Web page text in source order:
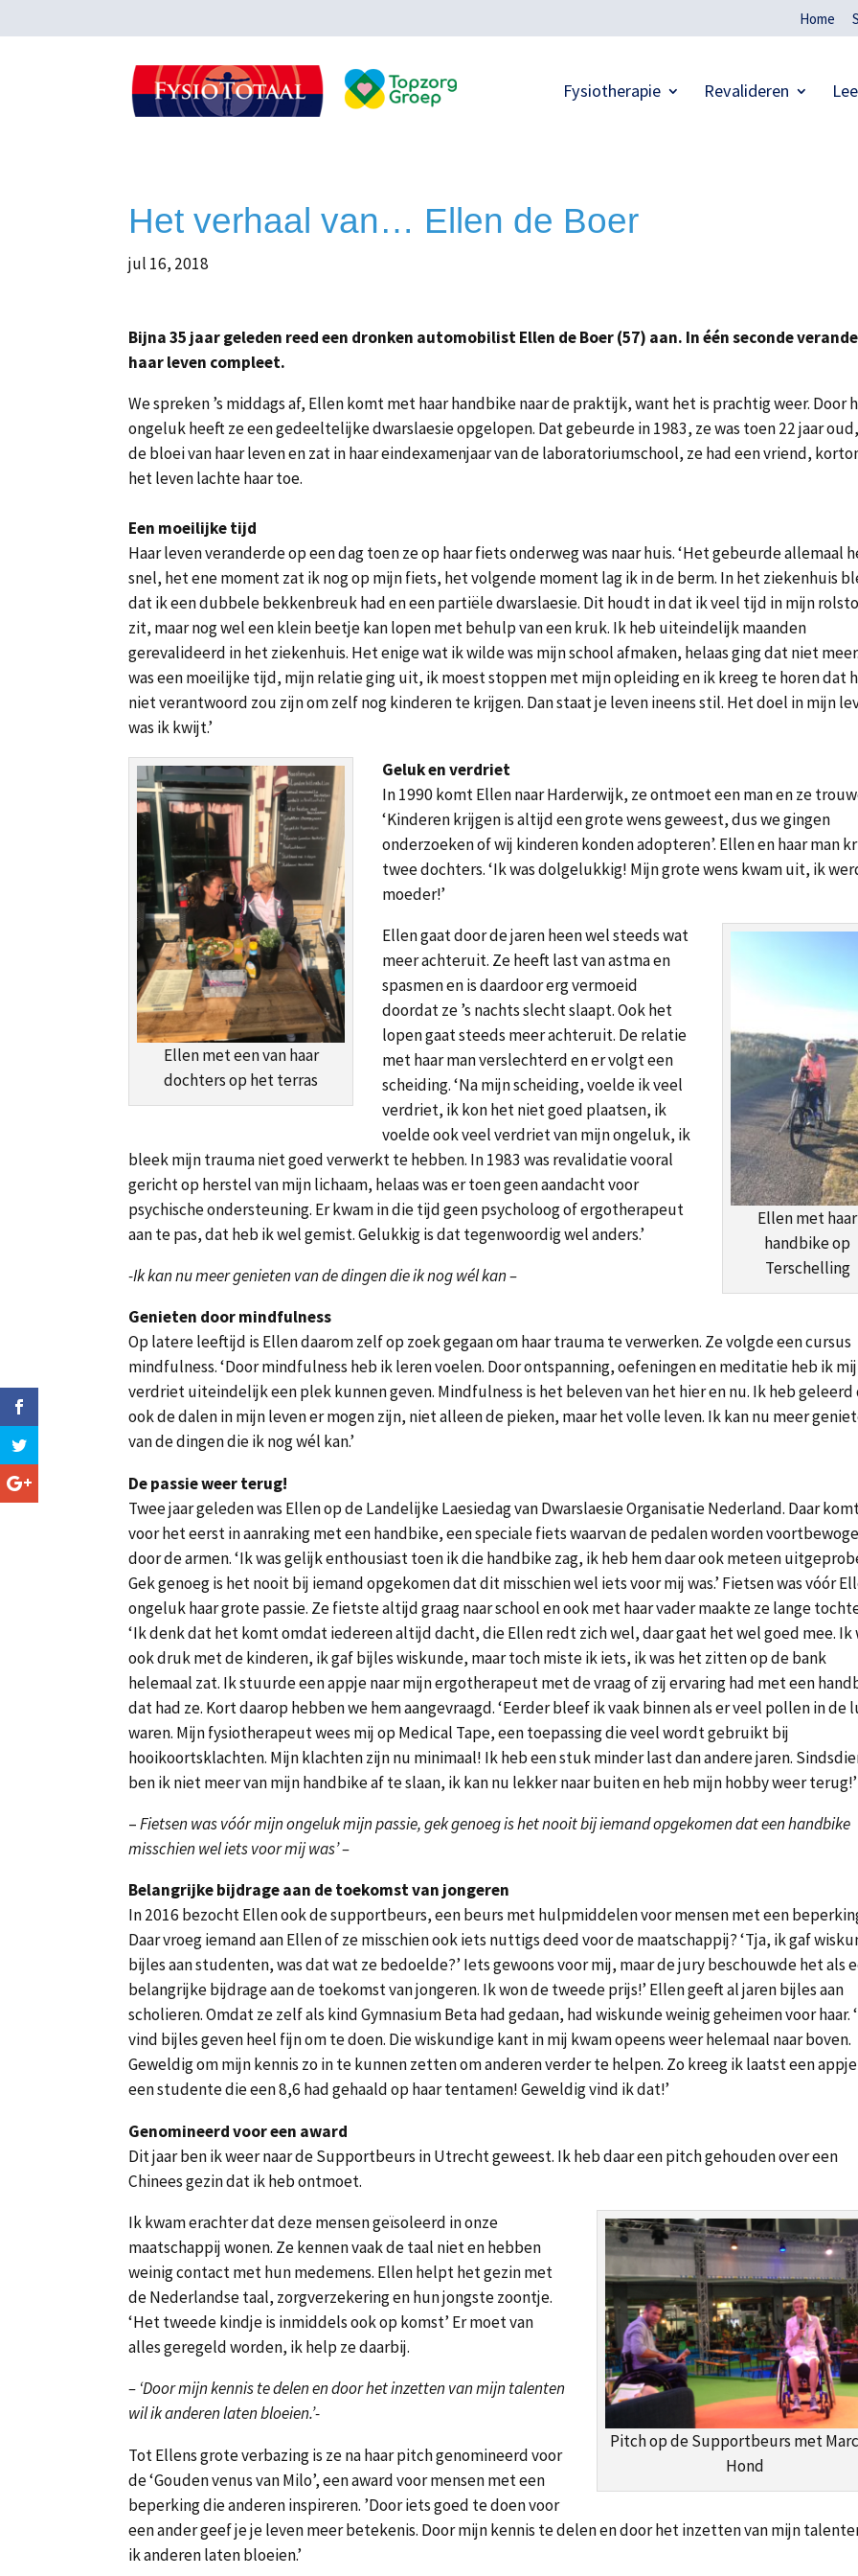
Home
Fysiotherapie Revalideren
Het verhaal van… Ellen de Boer
jul 16, 2018
Bijna 35 jaar geleden reed een dronken automobilist Ellen de Boer (57) aan. In één seconde
haar leven compleet.
We spreken ’s middags af, Ellen komt met haar handbike naar de praktijk, want het is prachtig weer. Door
ongeluk heeft ze een gedeeltelijke dwarslaesie opgelopen. Dat gebeurde in 1983, ze was toen 22 jaar
de bloei van haar leven en zat in haar eindexamenjaar van de laboratoriumschool, ze had een vriend,
het leven lachte haar toe.
Een moeilijke tijd
Haar leven veranderde op een dag toen ze op haar fiets onderweg was naar huis. ‘Het gebeurde allemaal
snel, het ene moment zat ik nog op mijn fiets, het volgende moment lag ik in de berm. In het ziekenhuis
dat ik een dubbele bekkenbreuk had en een partiële dwarslaesie. Dit houdt in dat ik veel tijd in mijn
zit, maar nog wel een klein beetje kan lopen met behulp van een kruk. Ik heb uiteindelijk maanden
gerevalideerd in het ziekenhuis. Het enige wat ik wilde was mijn school afmaken, helaas ging dat niet
was een moeilijke tijd, mijn relatie ging uit, ik moest stoppen met mijn opleiding en ik kreeg te horen dat
niet verantwoord zou zijn om zelf nog kinderen te krijgen. Dan staat je leven ineens stil. Het doel in mijn
was ik kwijt.’
Ellen met een van haar
dochters op het terras
Geluk en verdriet
In 1990 komt Ellen naar Harderwijk, ze ontmoet een man en ze
‘Kinderen krijgen is altijd een grote wens geweest, dus we gingen
onderzoeken of wij kinderen konden adopteren’. Ellen en haar man
twee dochters. ‘Ik was dolgelukkig! Mijn grote wens kwam uit, ik
moeder!’
Ellen met haar
handbike op
Terschelling
Ellen gaat door de jaren heen wel steeds wat
meer achteruit. Ze heeft last van astma en
spasmen en is daardoor erg vermoeid
doordat ze ’s nachts slecht slaapt. Ook het
lopen gaat steeds meer achteruit. De relatie
met haar man verslechterd en er volgt een
scheiding. ‘Na mijn scheiding, voelde ik veel
verdriet, ik kon het niet goed plaatsen, ik
voelde ook veel verdriet van mijn ongeluk, ik
bleek mijn trauma niet goed verwerkt te hebben. In 1983 was revalidatie vooral
gericht op herstel van mijn lichaam, helaas was er toen geen aandacht voor
psychische ondersteuning. Er kwam in die tijd geen psycholoog of ergotherapeut
aan te pas, dat heb ik wel gemist. Gelukkig is dat tegenwoordig wel anders.’
-Ik kan nu meer genieten van de dingen die ik nog wél kan –
Genieten door mindfulness
Op latere leeftijd is Ellen daarom zelf op zoek gegaan om haar trauma te verwerken. Ze volgde een cursus
mindfulness. ‘Door mindfulness heb ik leren voelen. Door ontspanning, oefeningen en meditatie heb ik
verdriet uiteindelijk een plek kunnen geven. Mindfulness is het beleven van het hier en nu. Ik heb
ook de dalen in mijn leven er mogen zijn, niet alleen de pieken, maar het volle leven. Ik kan nu meer
van de dingen die ik nog wél kan.’
De passie weer terug!
Twee jaar geleden was Ellen op de Landelijke Laesiedag van Dwarslaesie Organisatie Nederland. Daar
voor het eerst in aanraking met een handbike, een speciale fiets waarvan de pedalen worden
door de armen. ‘Ik was gelijk enthousiast toen ik die handbike zag, ik heb hem daar ook meteen
Gek genoeg is het nooit bij iemand opgekomen dat dit misschien wel iets voor mij was.’ Fietsen was vóór
ongeluk haar grote passie. Ze fietste altijd graag naar school en ook met haar vader maakte ze lange
‘Ik denk dat het komt omdat iedereen altijd dacht, die Ellen redt zich wel, daar gaat het wel goed mee. Ik
ook druk met de kinderen, ik gaf bijles wiskunde, maar toch miste ik iets, ik was het zitten op de bank
helemaal zat. Ik stuurde een appje naar mijn ergotherapeut met de vraag of zij ervaring had met een
dat had ze. Kort daarop hebben we hem aangevraagd. ‘Eerder bleef ik vaak binnen als er veel pollen in de
waren. Mijn fysiotherapeut wees mij op Medical Tape, een toepassing die veel wordt gebruikt bij
hooikoortsklachten. Mijn klachten zijn nu minimaal! Ik heb een stuk minder last dan andere jaren.
ben ik niet meer van mijn handbike af te slaan, ik kan nu lekker naar buiten en heb mijn hobby weer terug!’
–Fietsen was vóór mijn ongeluk mijn passie, gek genoeg is het nooit bij iemand opgekomen dat een handbike
misschien wel iets voor mij was’ –
Belangrijke bijdrage aan de toekomst van jongeren
In 2016 bezocht Ellen ook de supportbeurs, een beurs met hulpmiddelen voor mensen met een
Daar vroeg iemand aan Ellen of ze misschien ook iets nuttigs deed voor de maatschappij? ‘Tja, ik gaf
bijles aan studenten, was dat wat ze bedoelde?’ Iets gewoons voor mij, maar de jury beschouwde het als
belangrijke bijdrage aan de toekomst van jongeren. Ik won de tweede prijs!’ Ellen geeft al jaren bijles aan
scholieren. Omdat ze zelf als kind Gymnasium Beta had gedaan, had wiskunde weinig geheimen voor haar.
vind bijles geven heel fijn om te doen. Die wiskundige kant in mij kwam opeens weer helemaal naar boven.
Geweldig om mijn kennis zo in te kunnen zetten om anderen verder te helpen. Zo kreeg ik laatst een
een studente die een 8,6 had gehaald op haar tentamen! Geweldig vind ik dat!’
Genomineerd voor een award
Dit jaar ben ik weer naar de Supportbeurs in Utrecht geweest. Ik heb daar een pitch gehouden over een
Chinees gezin dat ik heb ontmoet.
Pitch op de Supportbeurs met
Hond
Ik kwam erachter dat deze mensen geïsoleerd in onze
maatschappij wonen. Ze kennen vaak de taal niet en hebben
weinig contact met hun medemens. Ellen helpt het gezin met
de Nederlandse taal, zorgverzekering en hun jongste zoontje.
‘Het tweede kindje is inmiddels ook op komst’ Er moet van
alles geregeld worden, ik help ze daarbij.
– ‘Door mijn kennis te delen en door het inzetten van mijn talenten
wil ik anderen laten bloeien.’-
Tot Ellens grote verbazing is ze na haar pitch genomineerd voor
de ‘Gouden venus van Milo’, een award voor mensen met een
beperking die anderen inspireren. ’Door iets goed te doen voor
een ander geef je je leven meer betekenis. Door mijn kennis te delen en door het inzetten van mijn
ik anderen laten bloeien.’